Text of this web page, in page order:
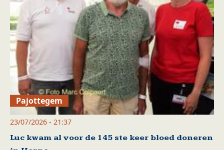
Pajottegem
23/07/2026 - 21:37
Luc kwam al voor de 145 ste keer bloed doneren